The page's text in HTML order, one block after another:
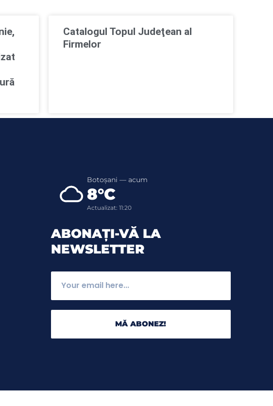
Catalogul Topul Judeţean al
Firmelor
Botoșani — acum
8°C
Actualizat: 11:20
ABONAȚI-VĂ LA
NEWSLETTER
MĂ ABONEZ!